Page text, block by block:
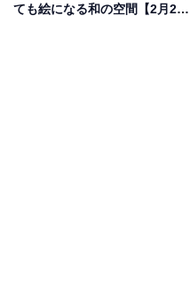
ても絵になる和の空間【2月27